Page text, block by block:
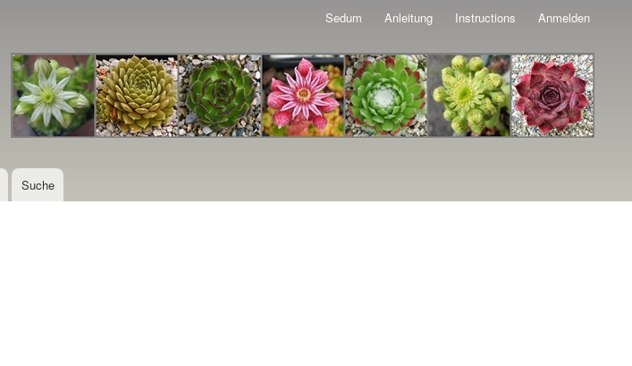
Inhalt
Sedum Anleitung Instructions Anmelden
Suche